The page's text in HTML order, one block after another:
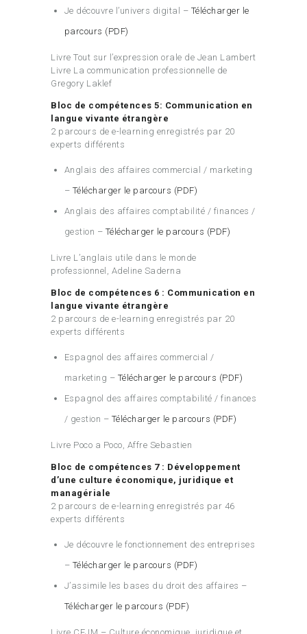
Je découvre l’univers digital – Télécharger le
parcours (PDF)
Livre Tout sur l’expression orale de Jean Lambert
Livre La communication professionnelle de
Gregory Laklef
Bloc de compétences 5: Communication en
langue vivante étrangère
2 parcours de e-learning enregistrés par 20
experts différents
Anglais des affaires commercial / marketing
– Télécharger le parcours (PDF)
Anglais des affaires comptabilité / finances /
gestion – Télécharger le parcours (PDF)
Livre L’anglais utile dans le monde
professionnel, Adeline Saderna
Bloc de compétences 6 : Communication en
langue vivante étrangère
2 parcours de e-learning enregistrés par 20
experts différents
Espagnol des affaires commercial /
marketing – Télécharger le parcours (PDF)
Espagnol des affaires comptabilité / finances
/ gestion – Télécharger le parcours (PDF)
Livre Poco a Poco, Affre Sebastien
Bloc de compétences 7 : Développement
d’une culture économique, juridique et
managériale
2 parcours de e-learning enregistrés par 46
experts différents
Je découvre le fonctionnement des entreprises
– Télécharger le parcours (PDF)
J’assimile les bases du droit des affaires –
Télécharger le parcours (PDF)